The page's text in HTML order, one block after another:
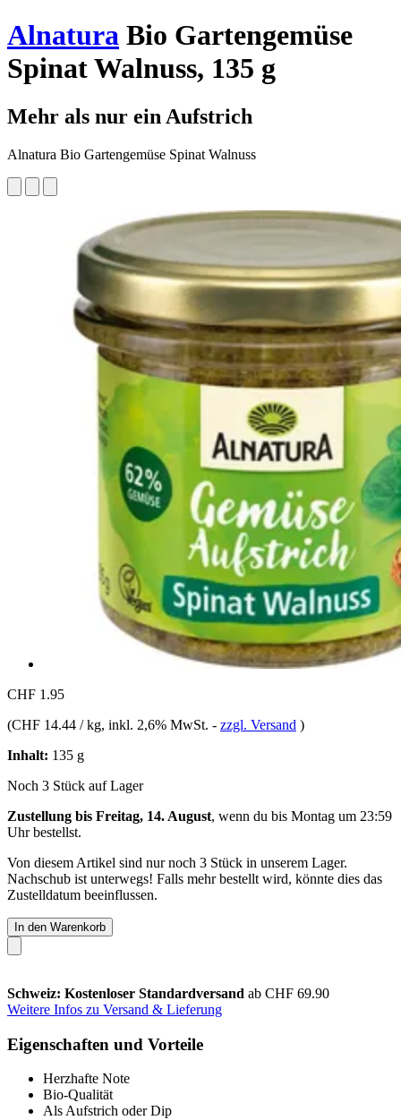
Alnatura Bio Gartengemüse
Spinat Walnuss, 135 g
Mehr als nur ein Aufstrich
Alnatura Bio Gartengemüse Spinat Walnuss
CHF 1.95
(CHF 14.44 / kg, inkl. 2,6% MwSt. - zzgl. Versand )
Inhalt: 135 g
Noch 3 Stück auf Lager
Zustellung bis Freitag, 14. August, wenn du bis Montag um 23:59
Uhrbestellst.
Von diesem Artikel sind nur noch 3 Stück in unserem Lager.
Nachschub ist unterwegs! Falls mehr bestellt wird, könnte dies das
Zustelldatum beeinflussen.
In den Warenkorb
Schweiz: Kostenloser Standardversand ab CHF 69.90
Weitere Infos zu Versand & Lieferung
Eigenschaften und Vorteile
Herzhafte Note
Bio-Qualität
Als Aufstrich oder Dip